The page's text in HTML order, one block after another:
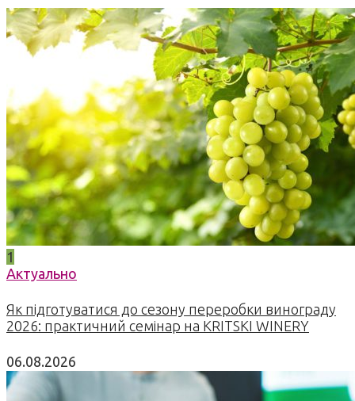
1
Актуально
Як підготуватися до сезону переробки винограду
2026: практичний семінар на KRITSKI WINERY
06.08.2026